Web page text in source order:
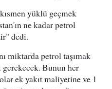
yüklü geçmek
ne kadar petrol
dedi.
miktarda petrol taşımak
gerekecek. Bunun her
ek yakıt maliyetine ve 1